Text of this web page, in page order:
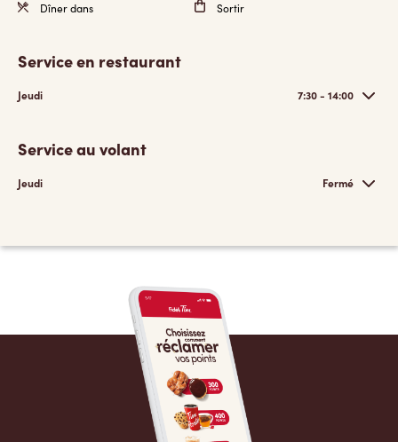
Dîner dans Sortir
Service en restaurant
Jeudi 7:30 - 14:00
Service au volant
Jeudi Fermé